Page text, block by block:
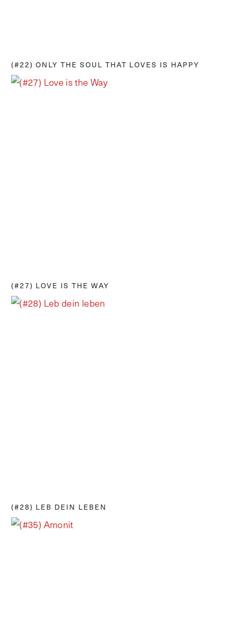
(#22) ONLY THE SOUL THAT LOVES IS HAPPY
(#27) LOVE IS THE WAY
(#28) LEB DEIN LEBEN